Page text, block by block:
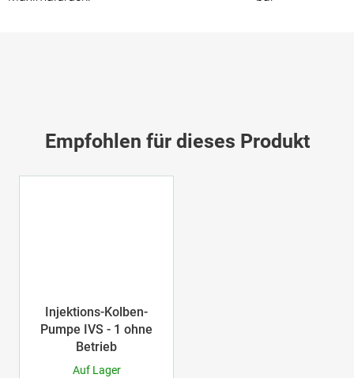
Empfohlen für dieses Produkt
Injektions-Kolben-
Pumpe IVS - 1 ohne
Betrieb
Auf Lager